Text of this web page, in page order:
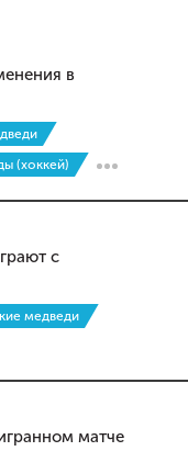
в
(хоккей)
с
медведи
матче